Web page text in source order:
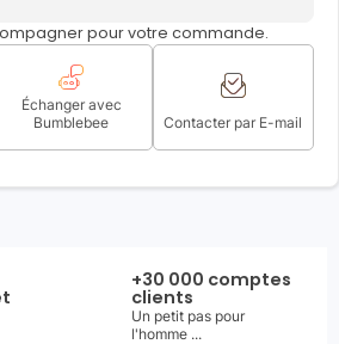
pour votre commande.
Échanger avec
Bumblebee
Contacter par E-mail
+30 000 comptes
clients
Un petit pas pour
l'homme ...